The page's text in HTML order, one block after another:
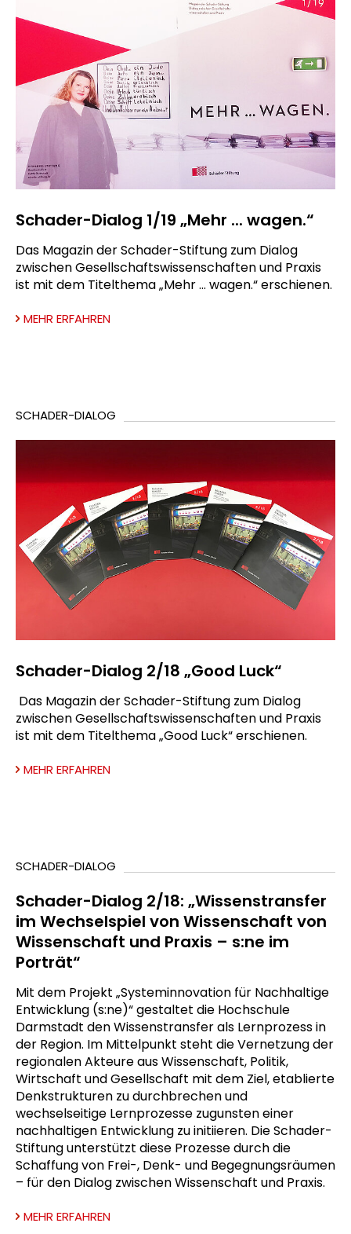
Schader-Dialog 1/19 „Mehr ... wagen.“
Das Magazin der Schader-Stiftung zum Dialog
zwischen Gesellschaftswissenschaften und Praxis
ist mit dem Titelthema „Mehr ... wagen.“ erschienen.
MEHR ERFAHREN
SCHADER-DIALOG
Schader-Dialog 2/18 „Good Luck“
Das Magazin der Schader-Stiftung zum Dialog
zwischen Gesellschaftswissenschaften und Praxis
ist mit dem Titelthema „Good Luck“ erschienen.
MEHR ERFAHREN
SCHADER-DIALOG
Schader-Dialog 2/18: „Wissenstransfer
im Wechselspiel von Wissenschaft von
Wissenschaft und Praxis – s:ne im
Porträt“
Mit dem Projekt „Systeminnovation für Nachhaltige
Entwicklung (s:ne)“ gestaltet die Hochschule
Darmstadt den Wissenstransfer als Lernprozess in
der Region. Im Mittelpunkt steht die Vernetzung der
regionalen Akteure aus Wissenschaft, Politik,
Wirtschaft und Gesellschaft mit dem Ziel, etablierte
Denkstrukturen zu durchbrechen und
wechselseitige Lernprozesse zugunsten einer
nachhaltigen Entwicklung zu initiieren. Die Schader-
Stiftung unterstützt diese Prozesse durch die
Schaffung von Frei-, Denk- und Begegnungsräumen
– für den Dialog zwischen Wissenschaft und Praxis.
MEHR ERFAHREN